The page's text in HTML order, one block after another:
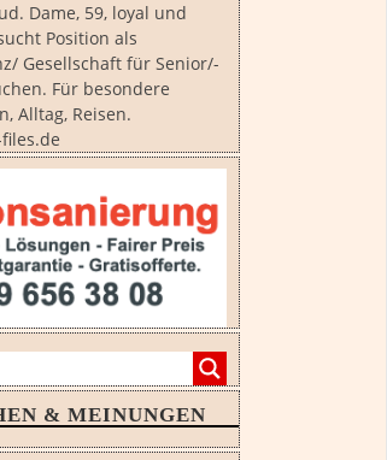
Dame, 59, loyal und
Position als
Gesellschaft für Senior/-
Für besondere
Alltag, Reisen.
& MEINUNGEN